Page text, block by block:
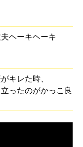
ヘーキヘーキ
キレた時、
ったのがかっこ良